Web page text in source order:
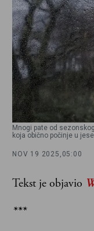
Mnogi pate od
koja obično počinje u
NOV 19 2025, 05:00
Tekst je objavio
***